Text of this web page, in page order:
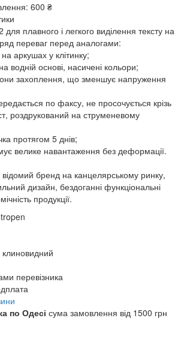
600 ₴
плавного і легкого виділення тексту на
переваг перед аналогами:
аркушах у клітинку;
водній основі, насичені кольори;
захоплення, що зменшує напруження
по факсу, не просочується крізь
роздрукований на струменевому
протягом 5 днів;
велике навантаження без деформації.
бренд на канцелярському ринку,
дизайн, бездоганні функціональні
продукції.
клиновидний
перевізника
по Одесі сума замовлення від 1500 грн